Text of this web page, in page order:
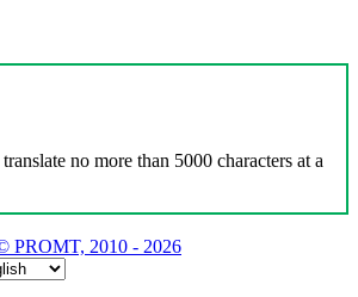
no more than 5000 characters at a
PROMT, 2010 - 2026